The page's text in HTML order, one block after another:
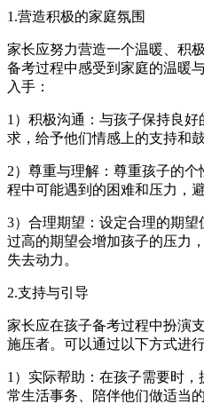
1.营造积极的家庭氛围
家长应努力营造一个温暖、积
备考过程中感受到家庭的温暖
入手：
1）积极沟通：与孩子保持良
求，给予他们情感上的支持和鼓
2）尊重与理解：尊重孩子的
程中可能遇到的困难和压力，
3）合理期望：设定合理的期望
过高的期望会增加孩子的压力
失去动力。
2.支持与引导
家长应在孩子备考过程中扮演
施压者。可以通过以下方式进
1）实际帮助：在孩子需要时
常生活事务、陪伴他们做适当